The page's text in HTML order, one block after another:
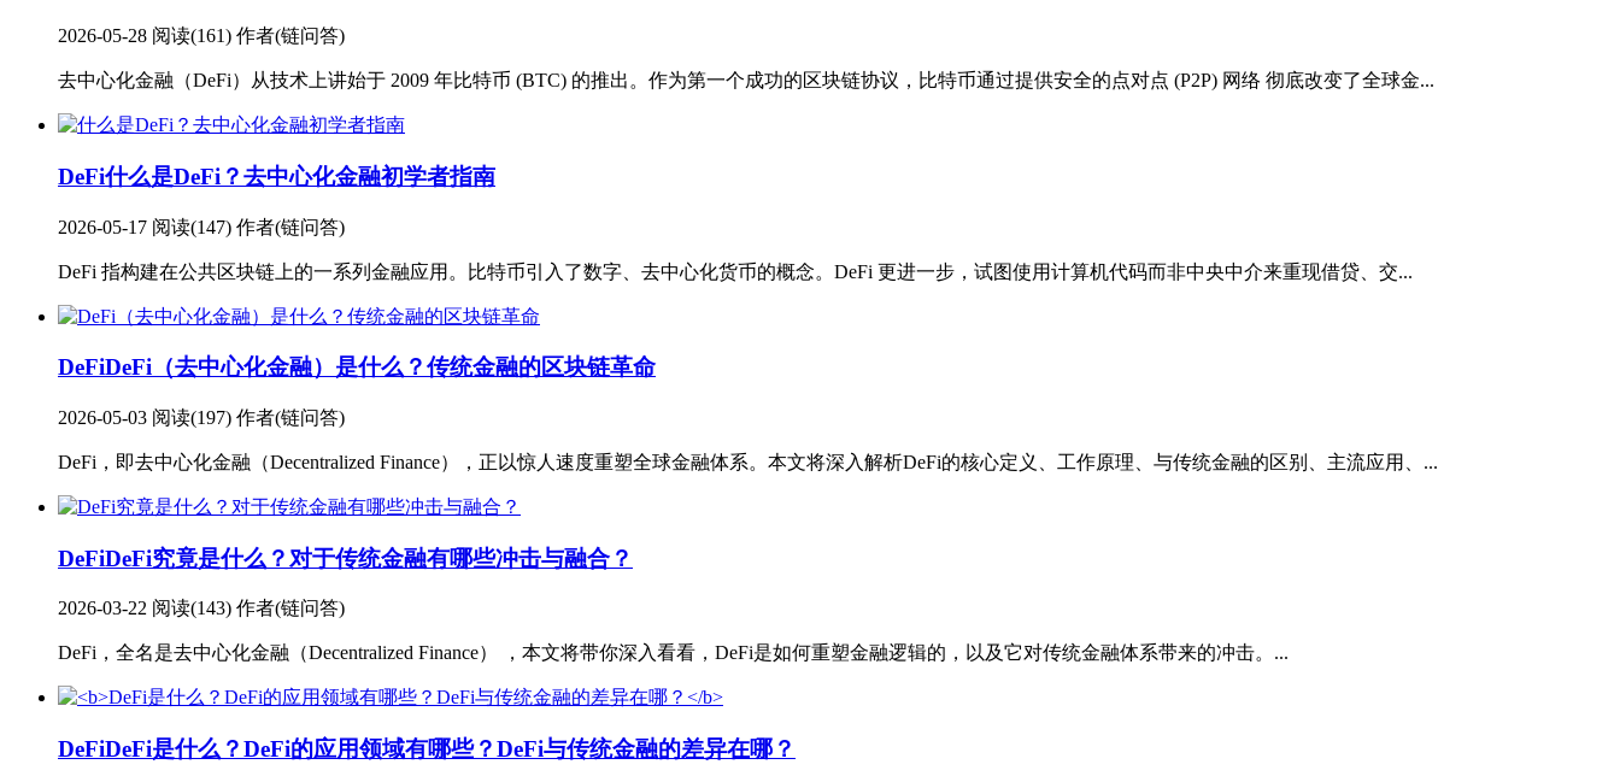
2026-05-28 阅读(161) 作者(链问答)
去中心化金融（DeFi）从技术上讲始于 2009 年比特币 (BTC) 的推出。作为第一个成功的区块链协议，比特币通过提供安全的点对点 (P2P) 网络 彻底改变了全球金...
DeFi什么是DeFi？去中心化金融初学者指南
2026-05-17 阅读(147) 作者(链问答)
DeFi 指构建在公共区块链上的一系列金融应用。比特币引入了数字、去中心化货币的概念。DeFi 更进一步，试图使用计算机代码而非中央中介来重现借贷、交...
DeFiDeFi（去中心化金融）是什么？传统金融的区块链革命
2026-05-03 阅读(197) 作者(链问答)
DeFi，即去中心化金融（Decentralized Finance），正以惊人速度重塑全球金融体系。本文将深入解析DeFi的核心定义、工作原理、与传统金融的区别、主流应用、...
DeFiDeFi究竟是什么？对于传统金融有哪些冲击与融合？
2026-03-22 阅读(143) 作者(链问答)
DeFi，全名是去中心化金融（Decentralized Finance） ，本文将带你深入看看，DeFi是如何重塑金融逻辑的，以及它对传统金融体系带来的冲击。...
DeFiDeFi是什么？DeFi的应用领域有哪些？​DeFi与传统金融的差异​在哪？